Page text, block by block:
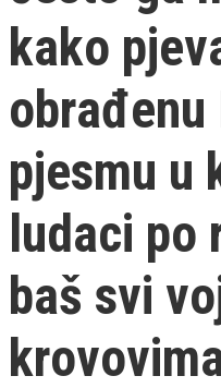
kako
obrađenu
pjesmu u
ludaci po
baš svi